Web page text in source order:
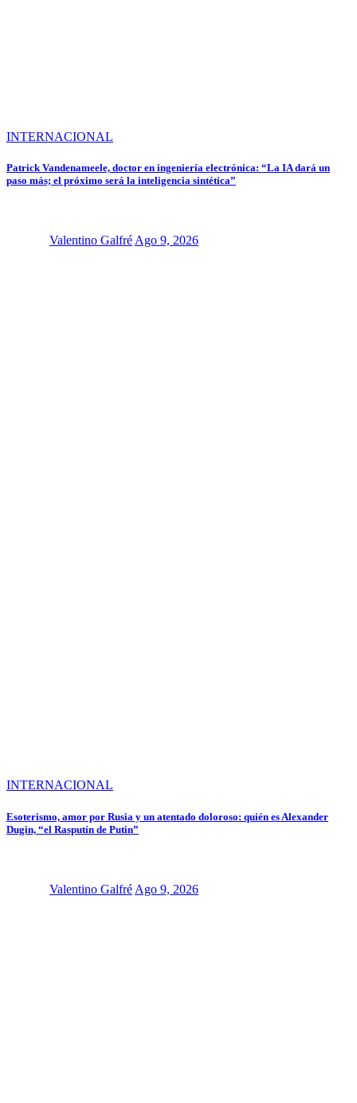
INTERNACIONAL
Patrick Vandenameele, doctor en ingeniería electrónica: “La IA dará un
paso más; el próximo será la inteligencia sintética”
Valentino GalfréAgo 9, 2026
INTERNACIONAL
Esoterismo, amor por Rusia y un atentado doloroso: quién es Alexander
Dugin, “el Rasputín de Putin”
Valentino Galfré Ago 9, 2026